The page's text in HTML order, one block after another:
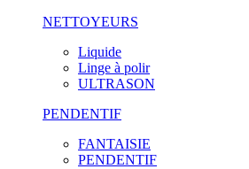
NETTOYEURS
Liquide
Linge à polir
ULTRASON
PENDENTIF
FANTAISIE
PENDENTIF